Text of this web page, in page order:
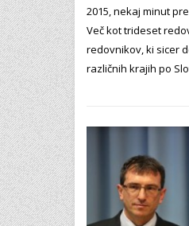
2015, nekaj minut
Več kot trideset
redovnikov, ki sicer
različnih krajih po